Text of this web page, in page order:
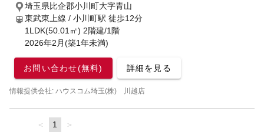
埼玉県比企郡小川町大字青山
東武東上線 / 小川町駅 徒歩12分
1LDK(50.01㎡) 2階建/1階
2026年2月(築1年未満)
お問い合わせ(無料) 詳細を見る
情報提供会社: ハウスコム埼玉(株) 川越店
page
You're
1 page